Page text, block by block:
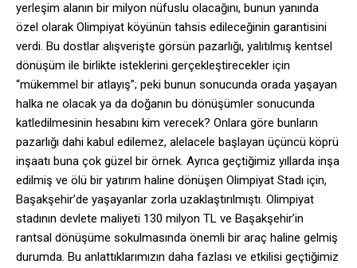
yerleşim alanın bir milyon nüfuslu olacağını, bunun yanında
özel olarak Olimpiyat köyünün tahsis edileceğinin garantisini
verdi. Bu dostlar alışverişte görsün pazarlığı, yalıtılmış kentsel
dönüşüm ile birlikte isteklerini gerçekleştirecekler için
“mükemmel bir atlayış”; peki bunun sonucunda orada yaşayan
halka ne olacak ya da doğanın bu dönüşümler sonucunda
katledilmesinin hesabını kim verecek? Onlara göre bunların
pazarlığı dahi kabul edilemez, alelacele başlayan üçüncü köprü
inşaatı buna çok güzel bir örnek. Ayrıca geçtiğimiz yıllarda inşa
edilmiş ve ölü bir yatırım haline dönüşen Olimpiyat Stadı için,
Başakşehir’de yaşayanlar zorla uzaklaştırılmıştı. Olimpiyat
stadının devlete maliyeti 130 milyon TL ve Başakşehir’in
rantsal dönüşüme sokulmasında önemli bir araç haline gelmiş
durumda. Bu anlattıklarımızın daha fazlası ve etkilisi geçtiğimiz